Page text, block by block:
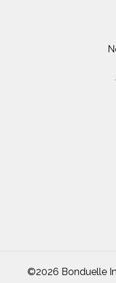
©2026 Bonduelle